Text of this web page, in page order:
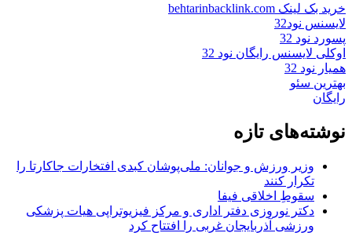
خرید بک لینک behtarinbacklink.com
لایسنس نود32
پسورد نود 32
اوکلی لایسنس رایگان نود 32
همیار نود 32
بهترین سئو
رایگان
نوشته‌های تازه
وزیر ورزش و جوانان: ملی‌پوشان کبدی افتخارات جاکارتا را
تکرار کنند
سقوطِ اخلاقی فیفا
دکتر نوروزی دفتر اداری و مرکز فیزیوتراپی هیات پزشکی
ورزشی آذربایجان غربی را افتتاح کرد